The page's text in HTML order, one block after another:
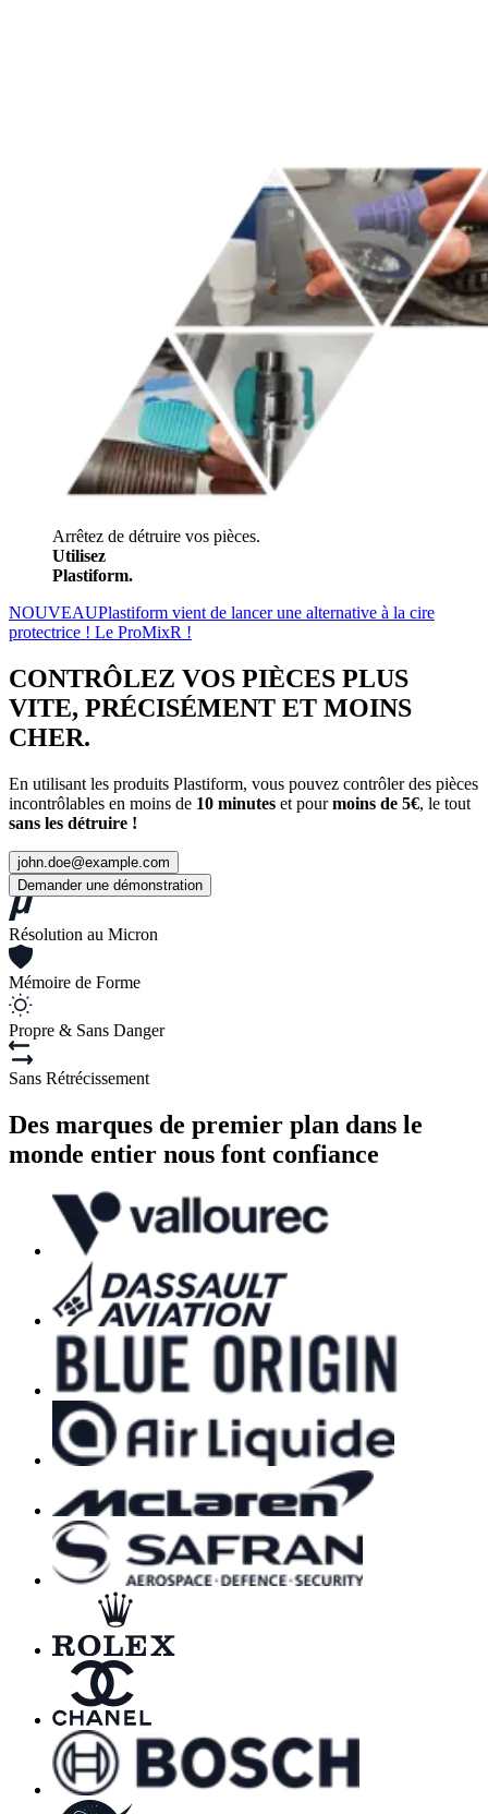
Arrêtez de détruire vos pièces.
Utilisez
Plastiform.
NOUVEAUPlastiform vient de lancer une alternative à la cire
protectrice ! Le ProMixR !
CONTRÔLEZ VOS PIÈCES PLUS
VITE, PRÉCISÉMENT ET MOINS
CHER.
En utilisant les produits Plastiform, vous pouvez contrôler des pièces
incontrôlables en moins de 10 minutes et pourmoins de 5€, le tout
sans les détruire !
john.doe@example.com
Demander une démonstration
Résolution au Micron
Mémoire de Forme
Propre & Sans Danger
Sans Rétrécissement
Des marques de premier plan dans le
monde entier nous font confiance